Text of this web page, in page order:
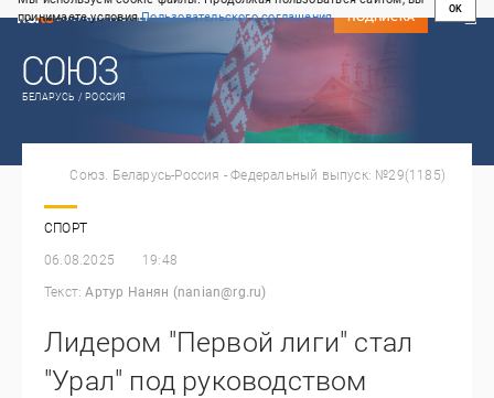
принимаете условияПользовательского соглашения
OK
СВЕЖИЙ НОМЕР
ПОДПИСКА
БЕЛАРУСЬ / РОССИЯ
СПОРТ
06.08.2025 19:48
Текст: Артур Нанян (nanian@rg.ru)
Союз. Беларусь-Россия - Федеральный выпуск: №29(1185)
Лидером "Первой лиги" стал
"Урал" под руководством